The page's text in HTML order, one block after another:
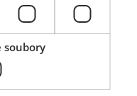
Digitalizace
soubory